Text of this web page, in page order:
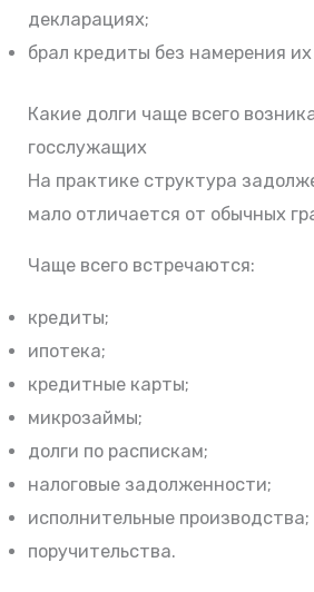
декларациях;
брал кредиты без намерения
Какие долги чаще всего
госслужащих
На практике структура
мало отличается от обычных
Чаще всего встречаются:
кредиты;
ипотека;
кредитные карты;
микрозаймы;
долги по распискам;
налоговые задолженности;
исполнительные производства;
поручительства.